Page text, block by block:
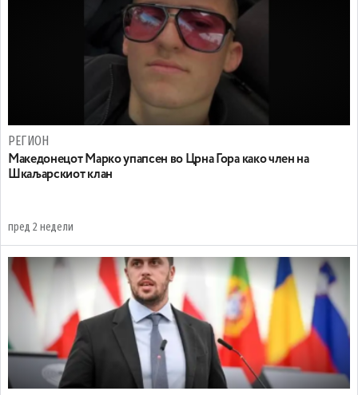
РЕГИОН
Maкедонецот Марко упапсен во Црна Гора како член на
Шкаљарскиот клан
пред 2 недели